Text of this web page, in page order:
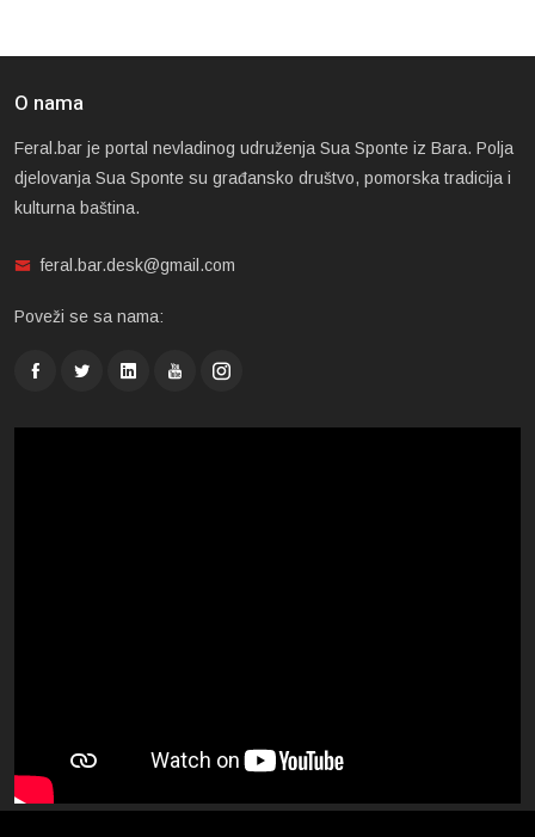
O nama
Feral.bar je portal nevladinog udruženja Sua Sponte iz Bara. Polja
djelovanja Sua Sponte su građansko društvo, pomorska tradicija i
kulturna baština.
feral.bar.desk@gmail.com
Poveži se sa nama: